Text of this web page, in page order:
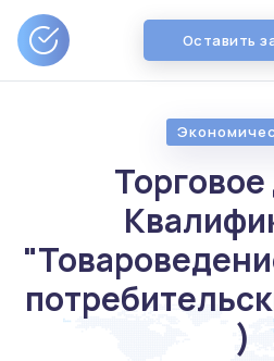
Оставить
)